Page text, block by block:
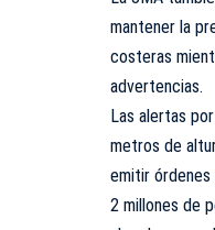
mantener la
costeras
advertencias.
Las alertas
metros de
emitir órdenes
2 millones de